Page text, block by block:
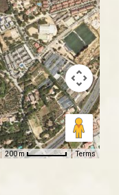
200 m Terms